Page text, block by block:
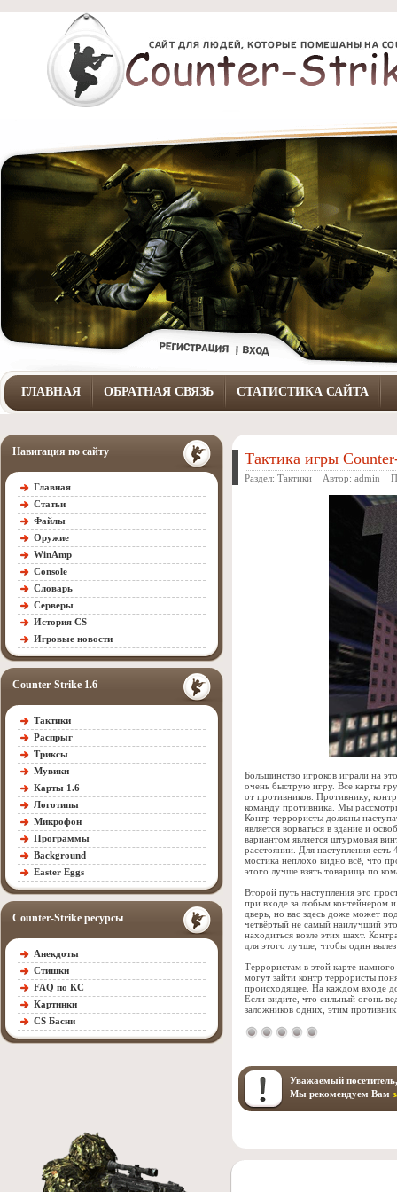
ГЛАВНАЯ ОБРАТНАЯ СВЯЗЬ СТАТИСТИКА САЙТА
Навигация по сайту
Главная
Статьи
Файлы
Оружие
WinAmp
Console
Словарь
Серверы
История CS
Игровые новости
Counter-Strike 1.6
Тактики
Распрыг
Триксы
Мувики
Карты 1.6
Логотипы
Микрофон
Программы
Background
Easter Eggs
Counter-Strike ресурсы
Анекдоты
Стишки
FAQ по КС
Картинки
CS Басни
Тактика игры
Раздел: Тактики Автор: admin
Большинство игроков играли на
очень быструю игру. Все карты
от противников. Противнику,
команду противника. Мы
Контр террористы должны
является ворваться в здание и
вариантом является штурмовая
расстоянии. Для наступления
мостика неплохо видно всё, что
этого лучше взять товарища по
Второй путь наступления это
при входе за любым контейнером
дверь, но вас здесь доже может
четвёртый не самый наилучший
находиться возле этих шахт.
для этого лучше, чтобы один
Террористам в этой карте
могут зайти контр террористы
происходящее. На каждом входе
Если видите, что сильный огонь
заложников одних, этим
Уважаемый
Мы рекомендуем Вам